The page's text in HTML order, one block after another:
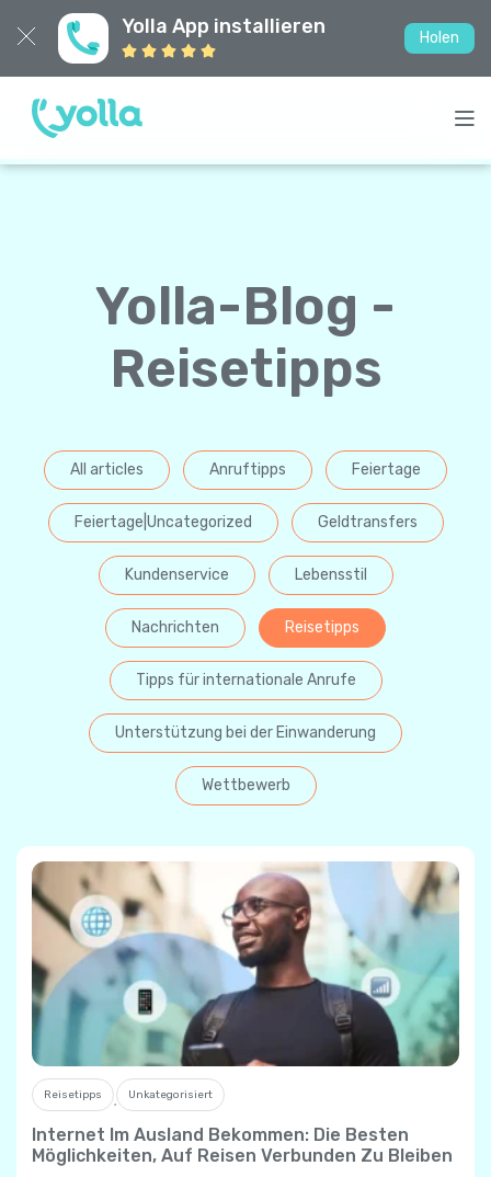
Yolla App installieren Holen
Yolla-Blog -
Reisetipps
All articles Anruftipps Feiertage
Feiertage|Uncategorized Geldtransfers
Kundenservice Lebensstil
Nachrichten Reisetipps
Tipps für internationale Anrufe
Unterstützung bei der Einwanderung
Wettbewerb
Reisetipps , Unkategorisiert
Internet Im Ausland Bekommen: Die Besten
Möglichkeiten, Auf Reisen Verbunden Zu Bleiben